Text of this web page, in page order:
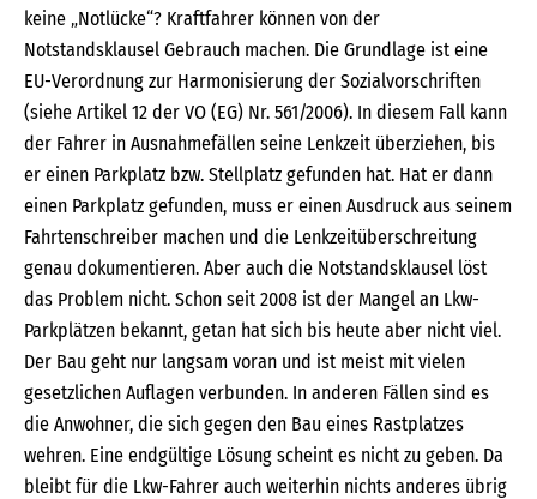
keine „Notlücke“? Kraftfahrer können von der
Notstandsklausel Gebrauch machen. Die Grundlage ist eine
EU-Verordnung zur Harmonisierung der Sozialvorschriften
(siehe Artikel 12 der VO (EG) Nr. 561/2006). In diesem Fall kann
der Fahrer in Ausnahmefällen seine Lenkzeit überziehen, bis
er einen Parkplatz bzw. Stellplatz gefunden hat. Hat er dann
einen Parkplatz gefunden, muss er einen Ausdruck aus seinem
Fahrtenschreiber machen und die Lenkzeitüberschreitung
genau dokumentieren. Aber auch die Notstandsklausel löst
das Problem nicht. Schon seit 2008 ist der Mangel an Lkw-
Parkplätzen bekannt, getan hat sich bis heute aber nicht viel.
Der Bau geht nur langsam voran und ist meist mit vielen
gesetzlichen Auflagen verbunden. In anderen Fällen sind es
die Anwohner, die sich gegen den Bau eines Rastplatzes
wehren. Eine endgültige Lösung scheint es nicht zu geben. Da
bleibt für die Lkw-Fahrer auch weiterhin nichts anderes übrig